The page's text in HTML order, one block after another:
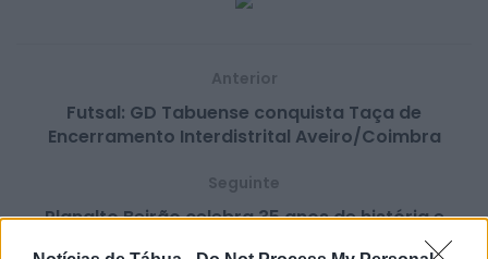
Anterior
Futsal: GD Tabuense conquista Taça de
Encerramento Interdistrital Aveiro/Coimbra
Seguinte
Planalto Beirão celebra 35 anos de história e
prepara nova etapa na valorização dos resíduos